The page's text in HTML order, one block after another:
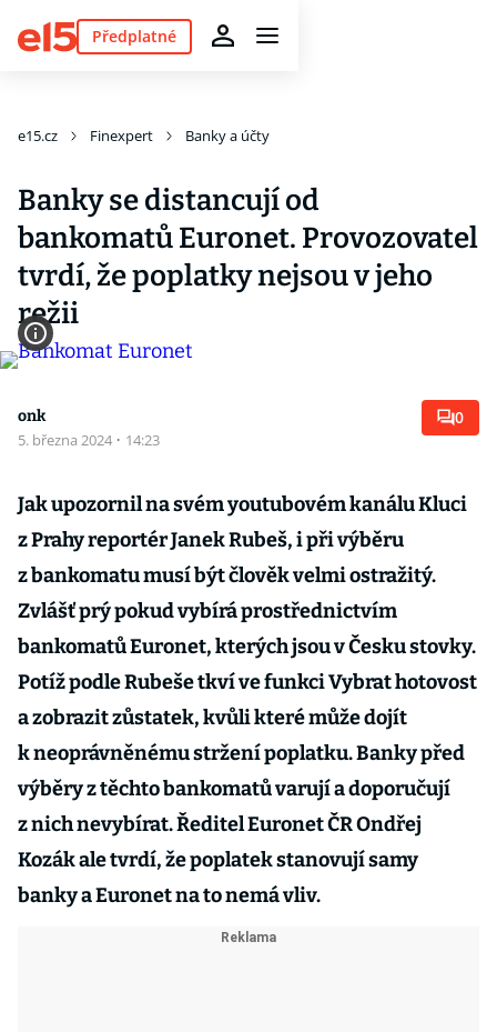
Předplatné
e15.cz Finexpert Banky a účty
Banky se distancují od
bankomatů Euronet. Provozovatel
tvrdí, že poplatky nejsou v jeho
režii
onk
5. března 2024 · 14:23
0
Jak upozornil na svém youtubovém kanálu Kluci
z Prahy reportér Janek Rubeš, i při výběru
z bankomatu musí být člověk velmi ostražitý.
Zvlášť prý pokud vybírá prostřednictvím
bankomatů Euronet, kterých jsou v Česku stovky.
Potíž podle Rubeše tkví ve funkci Vybrat hotovost
a zobrazit zůstatek, kvůli které může dojít
k neoprávněnému stržení poplatku. Banky před
výběry z těchto bankomatů varují a doporučují
z nich nevybírat. Ředitel Euronet ČR Ondřej
Kozák ale tvrdí, že poplatek stanovují samy
banky a Euronet na to nemá vliv.